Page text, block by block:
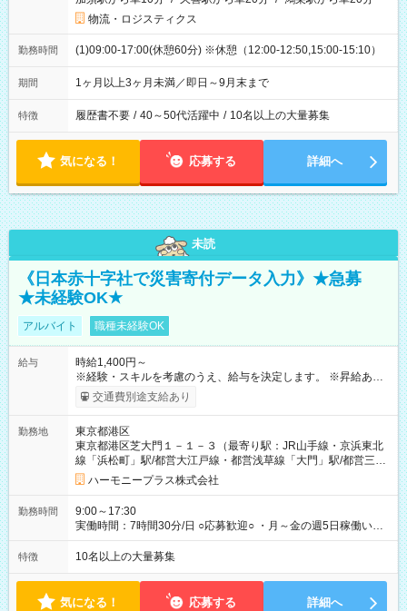
物流・ロジスティクス
勤務時間 (1)09:00-17:00(休憩60分) ※休憩（12:00-12:50,15:00-15:10）
期間 1ヶ月以上3ヶ月未満／即日～9月末まで
特徴 履歴書不要 / 40～50代活躍中 / 10名以上の大量募集
気になる！ 応募する 詳細へ
未読
《日本赤十字社で災害寄付データ入力》★急募
★未経験OK★
アルバイト 職種未経験OK
給与
時給1,400円～
※経験・スキルを考慮のうえ、給与を決定します。 ※昇給あり
（勤務実績・評価による） ※残業が発生した場合は、時間外手
当を全額支給します。 ※交通費支給（月額上限50,000円／当社
間中も給与・待遇に変更はありません。 【試用期間】試用期間
あり 試用期間の長さ：1ヶ月 雇用形態、給与は本採用時と同じ
です。 試用期間中は、健康保険などの福利厚生の一部が制限さ
れる可能性があります。
交通費別途支給あり
勤務地
東京都港区
東京都港区芝大門１－１－３（最寄り駅：JR山手線・京浜東北
線「浜松町」駅/都営大江戸線・都営浅草線「⼤⾨」駅/都営三田
線「御成⾨」駅）
ハーモニープラス株式会社
勤務時間
9:00～17:30
実働時間：7時間30分/日 ○応募歓迎○ ・月～金の週5日稼働いた
だける方 ・実働時間：7.5時間（休憩1時間）
特徴 10名以上の大量募集
気になる！ 応募する 詳細へ